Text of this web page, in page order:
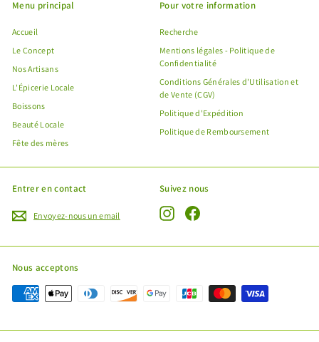
Offre spéciale Fête des Mères !
Profitez de l'expédition gratuite de vos produits avec
Menu principal
Accueil
Le Concept
Nos Artisans
L'Épicerie Locale
Boissons
Beauté Locale
Fête des mères
Pour votre information
Recherche
Mentions légales - Politique de
Confidentialité
Conditions Générales d'Utilisation et
de Vente (CGV)
Politique d'Expédition
Politique de Remboursement
Entrer en contact
Envoyez-nous un email
Suivez nous
InstagramFacebook
Nous acceptons